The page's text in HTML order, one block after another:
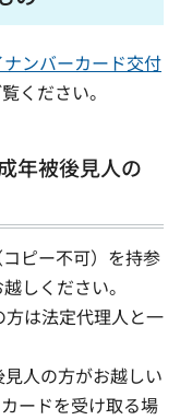
ナンバーカード交付
ください。
年被後見人の
ピー不可）を持参
しください。
は法定代理人と一
人の方がお越しい
ードを受け取る場